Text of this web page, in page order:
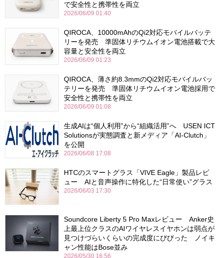
で安全性と携帯性を両立
2026/06/09 01:40
QIROCA、10000mAhのQi2対応モバイルバッテ
リーを発売 準固体リチウムイオン電池搭載で大
容量と安全性を両立
2026/06/09 01:23
QIROCA、薄さ約8.3mmのQi2対応モバイルバッ
テリーを発売 準固体リチウムイオン電池採用で
安全性と携帯性を両立
2026/06/09 01:08
生成AIは“個人利用”から“組織活用”へ USEN ICT
Solutionsが実態調査と新メディア「AI-Clutch」
を公開
2026/06/08 17:08
HTCのスマートグラス「VIVE Eagle」製品レビ
ュー AIと音声操作に特化した“日常使い”グラス
2026/06/03 17:30
Soundcore Liberty 5 Pro Maxレビュー Anker史
上最上位クラスのAIワイヤレスイヤホンは弱点が
見つけづらいくらいの完成度にびびった ノイキ
ャン性能はBose並み
2026/05/30 16:56